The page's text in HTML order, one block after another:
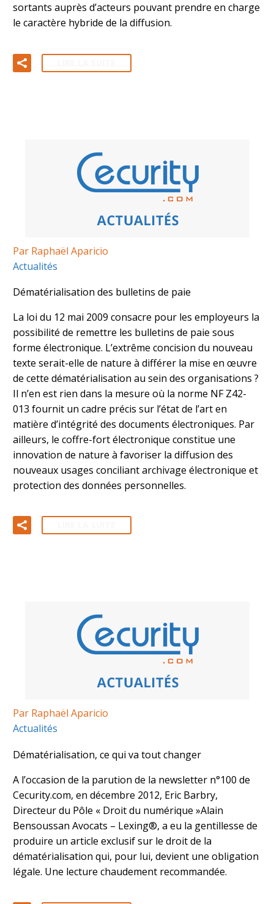
sortants auprès d’acteurs pouvant prendre en charge
le caractère hybride de la diffusion.
Par Raphaël Aparicio
Actualités
Dématérialisation des bulletins de paie
La loi du 12 mai 2009 consacre pour les employeurs la
possibilité de remettre les bulletins de paie sous
forme électronique. L’extrême concision du nouveau
texte serait-elle de nature à différer la mise en œuvre
de cette dématérialisation au sein des organisations ?
Il n’en est rien dans la mesure où la norme NF Z42-
013 fournit un cadre précis sur l’état de l’art en
matière d’intégrité des documents électroniques. Par
ailleurs, le coffre-fort électronique constitue une
innovation de nature à favoriser la diffusion des
nouveaux usages conciliant archivage électronique et
protection des données personnelles.
Par Raphaël Aparicio
Actualités
Dématérialisation, ce qui va tout changer
A l’occasion de la parution de la newsletter n°100 de
Cecurity.com, en décembre 2012, Eric Barbry,
Directeur du Pôle « Droit du numérique »Alain
Bensoussan Avocats – Lexing®, a eu la gentillesse de
produire un article exclusif sur le droit de la
dématérialisation qui, pour lui, devient une obligation
légale. Une lecture chaudement recommandée.